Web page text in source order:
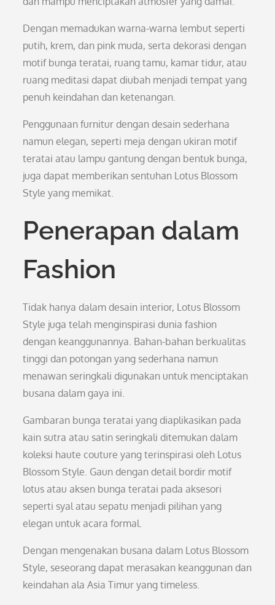
Dengan memadukan warna-warna lembut seperti
putih, krem, dan pink muda, serta dekorasi dengan
motif bunga teratai, ruang tamu, kamar tidur, atau
ruang meditasi dapat diubah menjadi tempat yang
penuh keindahan dan ketenangan.
Penggunaan furnitur dengan desain sederhana
namun elegan, seperti meja dengan ukiran motif
teratai atau lampu gantung dengan bentuk bunga,
juga dapat memberikan sentuhan Lotus Blossom
Style yang memikat.
Penerapan dalam
Fashion
Tidak hanya dalam desain interior, Lotus Blossom
Style juga telah menginspirasi dunia fashion
dengan keanggunannya. Bahan-bahan berkualitas
tinggi dan potongan yang sederhana namun
menawan seringkali digunakan untuk menciptakan
busana dalam gaya ini.
Gambaran bunga teratai yang diaplikasikan pada
kain sutra atau satin seringkali ditemukan dalam
koleksi haute couture yang terinspirasi oleh Lotus
Blossom Style. Gaun dengan detail bordir motif
lotus atau aksen bunga teratai pada aksesori
seperti syal atau sepatu menjadi pilihan yang
elegan untuk acara formal.
Dengan mengenakan busana dalam Lotus Blossom
Style, seseorang dapat merasakan keanggunan dan
keindahan ala Asia Timur yang timeless.